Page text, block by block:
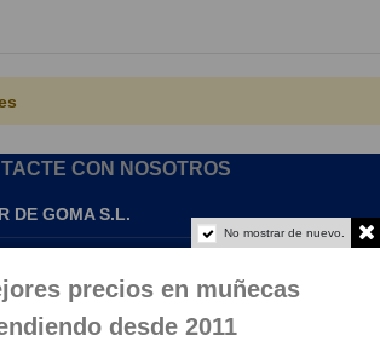
CON NOSOTROS
DE GOMA S.L.
No mostrar de nuevo.
precios en muñecas
desde 2011